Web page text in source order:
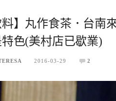
料】丸作食茶．台南
色(美村店已歇業)
2016-03-29 2